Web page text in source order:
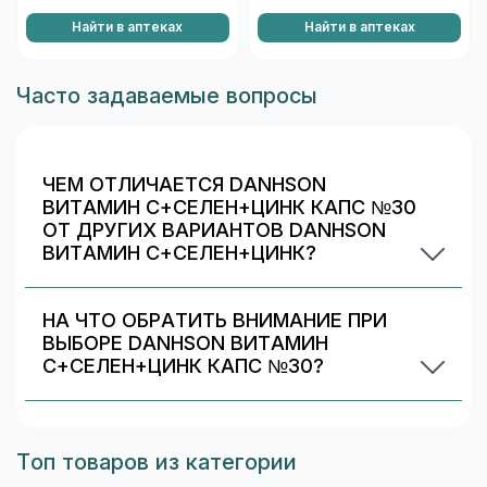
Найти в аптеках Найти в аптеках
Часто задаваемые вопросы
ЧЕМ ОТЛИЧАЕТСЯ DANHSON
ВИТАМИН С+СЕЛЕН+ЦИНК КАПС №30
ОТ ДРУГИХ ВАРИАНТОВ DANHSON
ВИТАМИН С+СЕЛЕН+ЦИНК?
«Формы выпуска» можно сравнить цены и
наличие в Химках.
НА ЧТО ОБРАТИТЬ ВНИМАНИЕ ПРИ
ВЫБОРЕ DANHSON ВИТАМИН
С+СЕЛЕН+ЦИНК КАПС №30?
карточке товара. При сомнениях
Топ товаров из категории